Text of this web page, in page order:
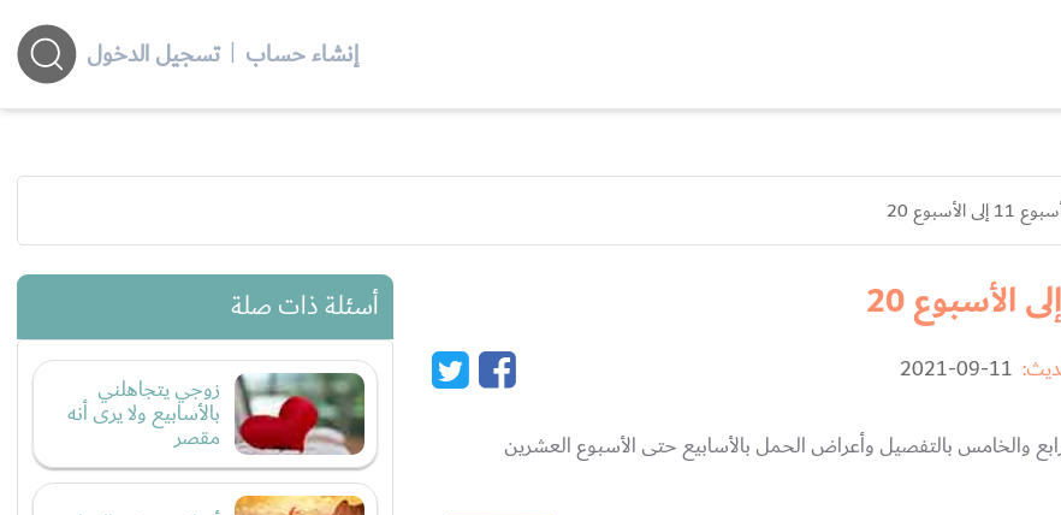
إنشاء حساب | تسجيل الدخول
20
11-09-2021
أسئلة ذات صلة
زوجي يتجاهلني
بالأسابيع ولا يرى أنه
مقصر